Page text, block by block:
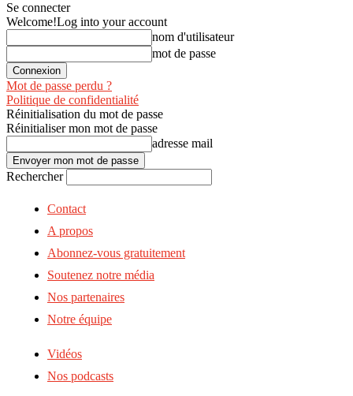
Se connecter
Welcome!Log into your account
nom d'utilisateur
mot de passe
Mot de passe perdu ?
Politique de confidentialité
Réinitialisation du mot de passe
Réinitialiser mon mot de passe
adresse mail
Rechercher
Contact
A propos
Abonnez-vous gratuitement
Soutenez notre média
Nos partenaires
Notre équipe
Vidéos
Nos podcasts